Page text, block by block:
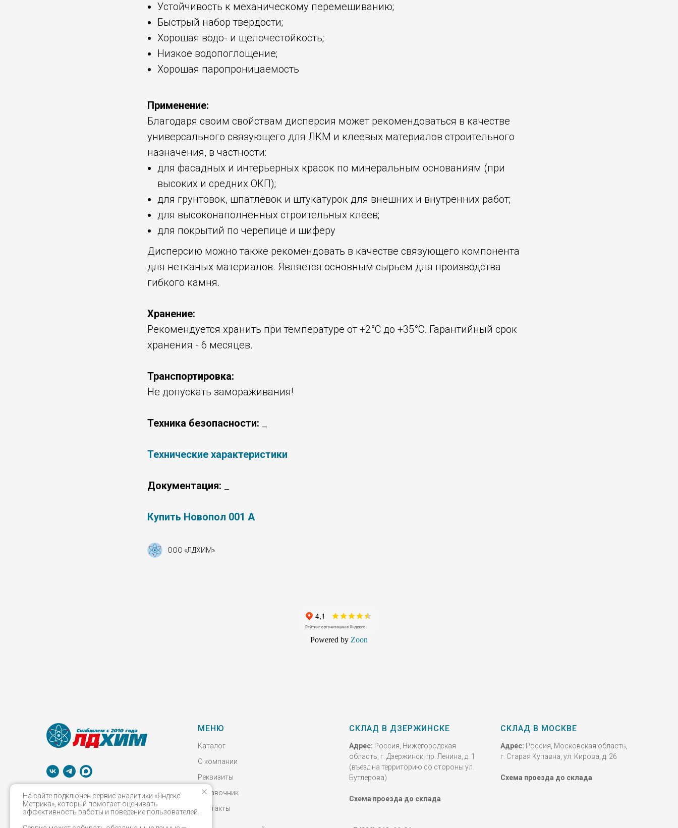
На сайте подключен сервис аналитики «Яндекс
Метрика», который помогает оценивать
эффективность работы и поведение пользователей.
Устойчивость к механическому перемешиванию;
Быстрый набор твердости;
Хорошая водо- и щелочестойкость;
Низкое водопоглощение;
Хорошая паропроницаемость
Применение:
Благодаря своим свойствам дисперсия может рекомендоваться в качестве
универсального связующего для ЛКМ и клеевых материалов строительного
назначения, в частности:
для фасадных и интерьерных красок по минеральным основаниям (при
высоких и средних ОКП);
для грунтовок, шпатлевок и штукатурок для внешних и внутренних работ;
для высоконаполненных строительных клеев;
для покрытий по черепице и шиферу
Дисперсию можно также рекомендовать в качестве связующего компонента
для нетканых материалов. Является основным сырьем для производства
гибкого камня.
Хранение:
Рекомендуется хранить при температуре от +2°С до +35°С. Гарантийный срок
хранения - 6 месяцев.
Транспортировка:
Не допускать замораживания!
Техника безопасности:
Технические характеристики
Документация:
Купить Новопол 001 А
ООО «ЛДХИМ»
Powered by Zoon
© 2026 Все права защищены
ООО «ЛДХИМ»
МЕНЮ
Каталог
О компании
Реквизиты
Справочник
Контакты
СКЛАД В ДЗЕРЖИНСКЕ
Адрес: Россия, Нижегородская
область, г. Дзержинск, пр. Ленина, д. 1
(въезд на территорию со стороны ул.
Бутлерова)
Схема проезда до склада
СКЛАД В МОСКВЕ
Адрес: Россия, Московская область,
г. Старая Купавна, ул. Кирова, д. 26
Схема проезда до склада